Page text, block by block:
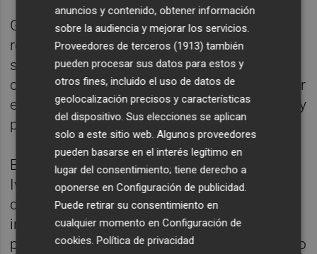
Gracias a los proyectos de mejora, ha
resaltado, se recuperarán aceras, accesos y
señalización que resultaron dañadas, así
como modernizar infraestructuras, actualizar
elementos y reabrir para su uso carriles bici y
peatonales.
Entre las actuaciones subvencionadas por
Ivace+i destaca la instalación de sensores
de inundación, cámaras y barreras en pasos
inferiores para evitar el paso a vehículos y
peatones en caso de inundaciones, así como
anuncios y contenido, obtener información
sobre la audiencia y mejorar los servicios.
Proveedores de terceros (1913) también
pueden procesar sus datos para estos y
otros fines, incluido el uso de datos de
geolocalización precisos y características
del dispositivo. Sus elecciones se aplican
solo a este sitio web. Algunos proveedores
pueden basarse en el interés legítimo en
lugar del consentimiento; tiene derecho a
oponerse enConfiguración de publicidad.
Puede retirar su consentimiento en
cualquier momento enConfiguración de
cookies.Política de privacidad